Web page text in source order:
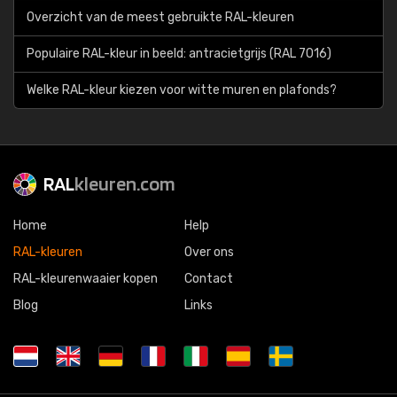
Overzicht van de meest gebruikte RAL-kleuren
Populaire RAL-kleur in beeld: antracietgrijs (RAL 7016)
Welke RAL-kleur kiezen voor witte muren en plafonds?
RALkleuren.com
Home
RAL-kleuren
RAL-kleurenwaaier kopen
Blog
Help
Over ons
Contact
Links